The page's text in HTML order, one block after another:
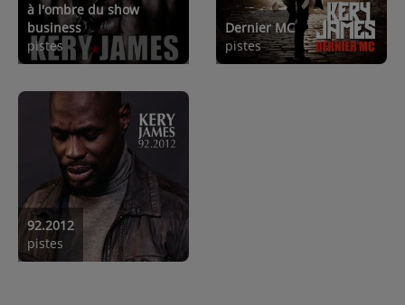
à l'ombre du show
business
pistes
Dernier MC
pistes
92.2012
pistes